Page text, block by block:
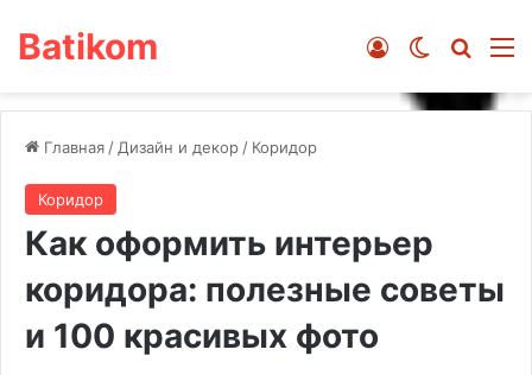
Batikom Switch skin
Войти
Главная / Дизайн и декор / Коридор
Коридор
Как оформить интерьер
коридора: полезные советы
и 100 красивых фото